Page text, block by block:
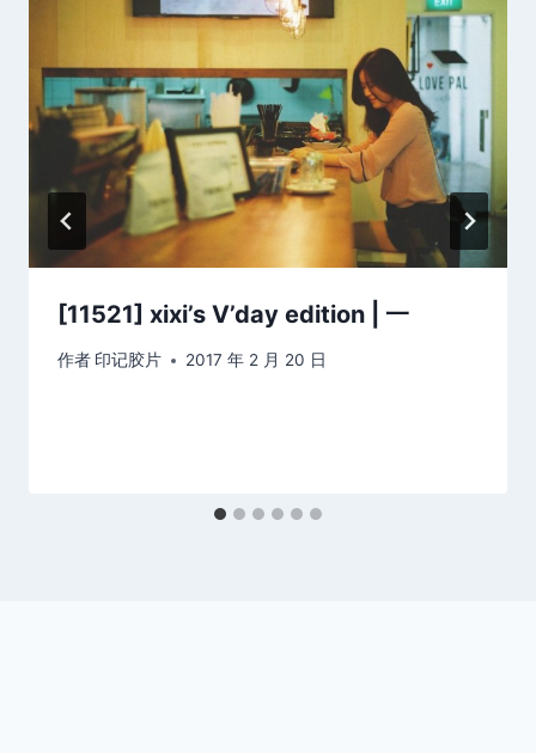
[11521] xixi’s V’day edition | 一
作者 印记胶片 2017 年 2 月 20 日